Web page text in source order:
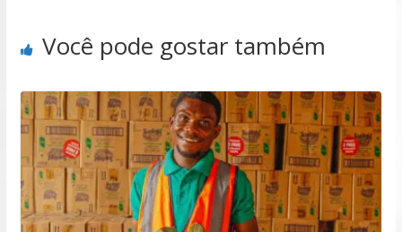
Você pode gostar também